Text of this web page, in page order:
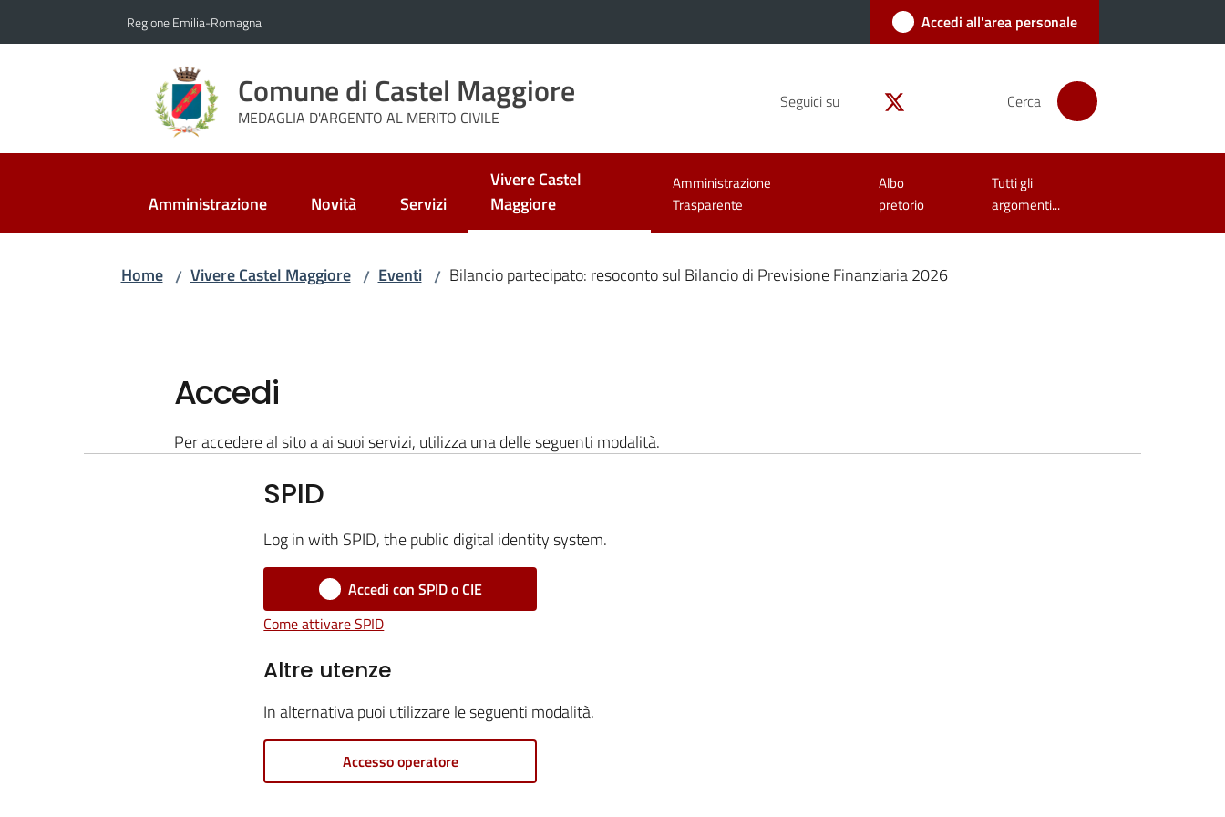
Regione Emilia-Romagna Accedi all'area personale
Comune di Castel Maggiore
MEDAGLIA D'ARGENTO AL MERITO CIVILE
Seguici su Cerca
Amministrazione Novità Servizi
Vivere Castel
Maggiore
Menu selezionato
Amministrazione
Trasparente
Albo
pretorio
Tutti gli
argomenti...
Home / Vivere Castel Maggiore / Eventi / Bilancio partecipato: resoconto sul Bilancio di Previsione Finanziaria 2026
Accedi
Per accedere al sito a ai suoi servizi, utilizza una delle seguenti modalità.
SPID
Log in with SPID, the public digital identity system.
Accedi con SPID o CIE
Come attivare SPID
Altre utenze
In alternativa puoi utilizzare le seguenti modalità.
Accesso operatore